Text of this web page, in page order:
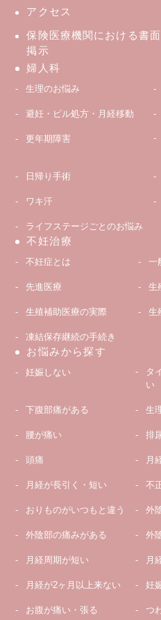
アクセス
保険医療機関における書面
掲示
婦人科
生理のお悩み
避妊・ピル処方・月経移動
更年期障害
日帰り手術
ワキ汗
ライフステージごとのお悩み
不妊治療
不妊症とは 一
先進医療 生
生殖補助医療の実際 生
凍結保存継続の手続き
お悩みから探す
妊娠しない
タ
い
下腹部痛がある 生
腰が痛い 排
頭痛 月
月経が長引く・短い 不
おりものがいつもと違う 外
外陰部の痛みがある 外
月経周期が短い 月
月経が2ヶ月以上来ない 妊
お腹が痛い・張る つ